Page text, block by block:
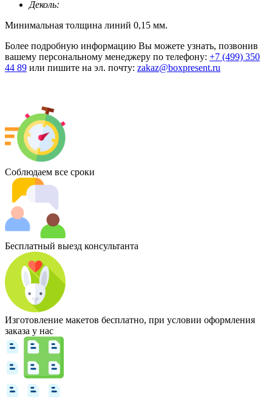
Деколь:
Минимальная толщина линий 0,15 мм.
Более подробную информацию Вы можете узнать, позвонив
вашему персональному менеджеру по телефону: +7 (499) 350
44 89 или пишите на эл. почту: zakaz@boxpresent.ru
Соблюдаем все сроки
Бесплатный выезд консультанта
Изготовление макетов бесплатно, при условии оформления
заказа у нас